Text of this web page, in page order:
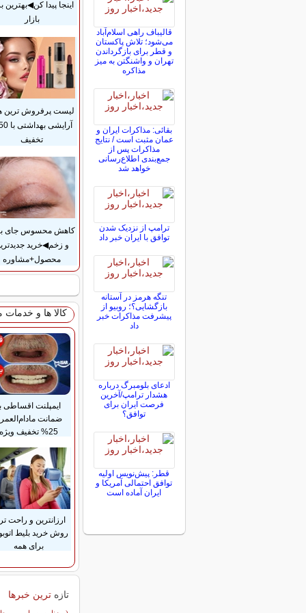
اینجا پیدا کن◀بهترین
بازار
لیست پرفروش ترین
تخفیف
کاهش محسوس جای
و زخم◀خرید
محصول+مشاوره
کالا ها و خدمات
ایمپلنت اقساطی
ضمانت
25% تخفیف ویژه
ارزانترین و راحت
روش خرید بلیط
برای همه
تازه ترین خبرها
قالیباف راهی اسلام‌آباد
می‌شود؛ تلاش پاکستان
و قطر برای بازگرداندن
تهران و واشنگتن به میز
مذاکره
بقائی: مذاکرات ایران و
عمان مثبت است / نتایج
مذاکرات پس از
جمع‌بندی اطلاع‌رسانی
خواهد شد
ترامپ از نزدیک شدن
توافق با ایران خبر داد
تنگه هرمز در آستانه
بازگشایی؟؛ روبیو از
پیشرفت مذاکرات خبر
داد
ادعای بلومبرگ درباره
هشدار ترامپ/آخرین
فرصت ایران برای
توافق؟
قطر: پیش‌نویس اولیه
توافق احتمالی آمریکا و
ایران آماده است